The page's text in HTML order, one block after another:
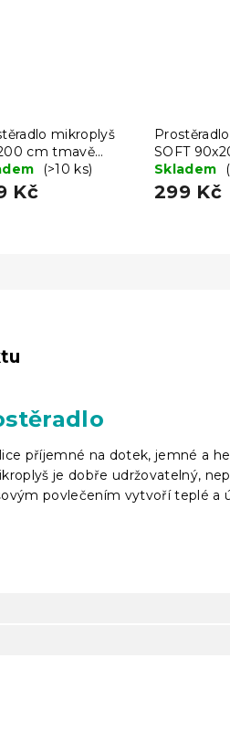
mikroplyš
cm tmavě
(>10 ks)
Kč
SOFT
šedé
Skladem
299 Kč
příjemné na dotek, jemné a
je dobře udržovatelný,
povlečením vytvoří teplé a